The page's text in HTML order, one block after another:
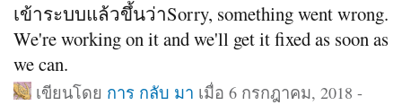
เข้าระบบแล้วขึ้นว่าSorry, something went wrong.
We're working on it and we'll get it fixed as soon as
we can.
เขียนโดย การ กลับ มา เมื่อ 6 กรกฎาคม, 2018 -